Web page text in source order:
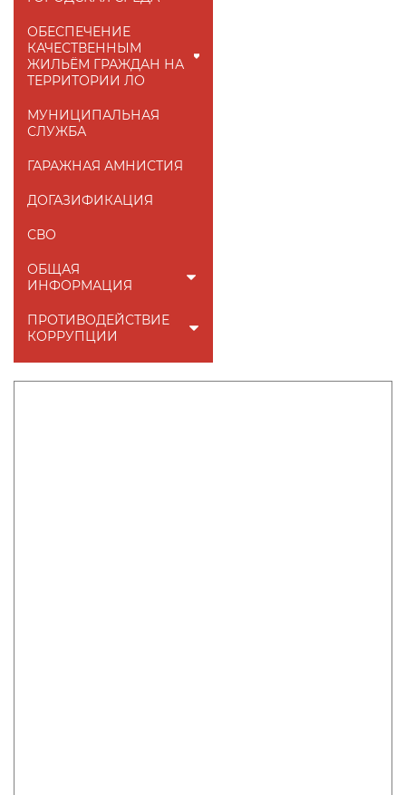
ОБЕСПЕЧЕНИЕ
КАЧЕСТВЕННЫМ
ЖИЛЬЁМ ГРАЖДАН НА
ТЕРРИТОРИИ ЛО
МУНИЦИПАЛЬНАЯ
СЛУЖБА
ГАРАЖНАЯ АМНИСТИЯ
ДОГАЗИФИКАЦИЯ
СВО
ОБЩАЯ
ИНФОРМАЦИЯ
ПРОТИВОДЕЙСТВИЕ
КОРРУПЦИИ